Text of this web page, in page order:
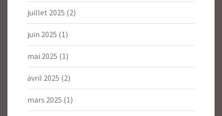
juillet 2025 (2)
juin 2025 (1)
mai 2025 (1)
avril 2025 (2)
mars 2025 (1)